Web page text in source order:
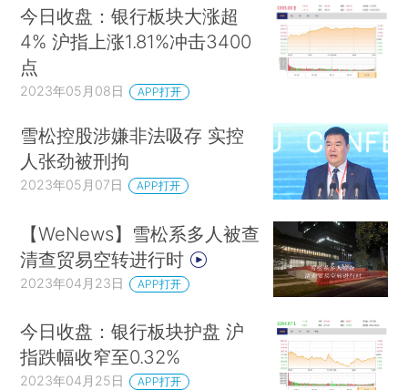
中资美元债是否迎来新的投资契机？随着美联
储加息进入尾声，“停止加息”的预期率先反映在股
债走势上。10年期美债收益率在3月初升至3.5%左
右后，在4月17日至30日下降至3.44%。美债利率
在高位松动利好美元债券市场，尤其是与美债高关
联度的投资级中资美元债……来看详细的债市周报
分析
今日收盘：银行板块大涨超
4% 沪指上涨1.81%冲击3400
点
2023年05月08日 APP打开
雪松控股涉嫌非法吸存 实控
人张劲被刑拘
2023年05月07日 APP打开
【WeNews】雪松系多人被查
清查贸易空转进行时
2023年04月23日 APP打开
今日收盘：银行板块护盘 沪
指跌幅收窄至0.32%
2023年04月25日 APP打开